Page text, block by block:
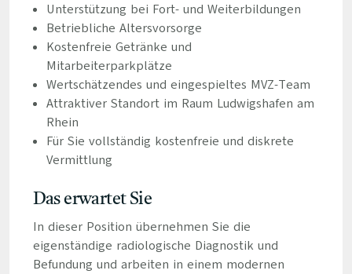
Unterstützung bei Fort- und Weiterbildungen
Betriebliche Altersvorsorge
Kostenfreie Getränke und
Mitarbeiterparkplätze
Wertschätzendes und eingespieltes MVZ-Team
Attraktiver Standort im Raum Ludwigshafen am
Rhein
Für Sie vollständig kostenfreie und diskrete
Vermittlung
Das erwartet Sie
In dieser Position übernehmen Sie die
eigenständige radiologische Diagnostik und
Befundung und arbeiten in einem modernen